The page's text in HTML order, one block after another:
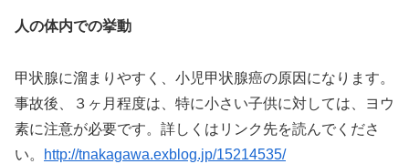
人の体内での挙動
甲状腺に溜まりやすく、小児甲状腺癌の原因になります。
事故後、３ヶ月程度は、特に小さい子供に対しては、ヨウ
素に注意が必要です。詳しくはリンク先を読んでくださ
い。
http://tnakagawa.exblog.jp/15214535/